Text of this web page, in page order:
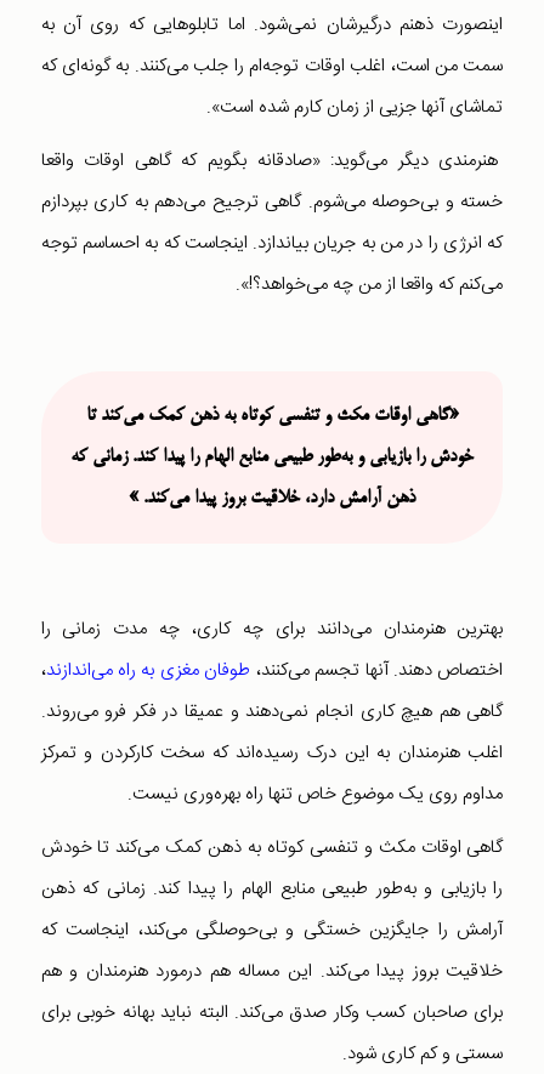
اینصورت ذهنم درگیرشان نمی‌شود. اما تابلوهایی که روی آن به
سمت من است، اغلب اوقات توجه‌ام را جلب می‌کنند. به گونه‌ای که
تماشای آنها جزیی از زمان کارم شده است».
هنرمندی دیگر می‌گوید: «صادقانه بگویم که گاهی اوقات واقعا
خسته و بی‌حوصله می‌شوم. گاهی ترجیح می‌دهم به کاری بپردازم
که انرژی را در من به جریان بیاندازد. اینجاست که به احساسم توجه
می‌کنم که واقعا از من چه می‌خواهد؟!».
«گاهی اوقات مکث و تنفسی کوتاه به ذهن کمک می‌کند تا
خودش را بازیابی و به‌طور طبیعی منابع الهام را پیدا کند. زمانی که
ذهن آرامش دارد، خلاقیت بروز پیدا می‌کند. »
بهترین هنرمندان می‌دانند برای چه کاری، چه مدت زمانی را
اختصاص دهند. آنها تجسم می‌کنند، طوفان مغزی به راه می‌اندازند،
گاهی هم هیچ کاری انجام نمی‌دهند و عمیقا در فکر فرو می‌روند.
اغلب هنرمندان به این درک رسیده‌اند که سخت کارکردن و تمرکز
مداوم روی یک موضوع خاص تنها راه بهره‌وری نیست.
گاهی اوقات مکث و تنفسی کوتاه به ذهن کمک می‌کند تا خودش
را بازیابی و به‌طور طبیعی منابع الهام را پیدا کند. زمانی که ذهن
آرامش را جایگزین خستگی و بی‌حوصلگی می‌کند، اینجاست که
خلاقیت بروز پیدا می‌کند. این مساله هم درمورد هنرمندان و هم
برای صاحبان کسب و‌کار صدق می‌کند. البته نباید بهانه خوبی برای
سستی و کم کاری شود.